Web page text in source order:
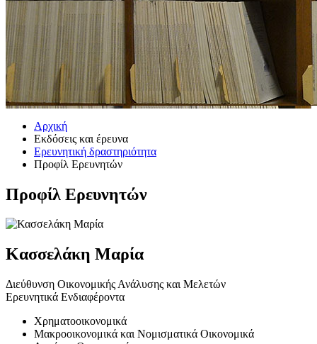
Αρχική
Εκδόσεις και έρευνα
Ερευνητική δραστηριότητα
Προφίλ Ερευνητών
Προφίλ Ερευνητών
Κασσελάκη Μαρία
Διεύθυνση Οικονομικής Ανάλυσης και Μελετών
Ερευνητικά Ενδιαφέροντα
Χρηματοοικονομικά
Μακροοικονομικά και Νομισματικά Οικονομικά